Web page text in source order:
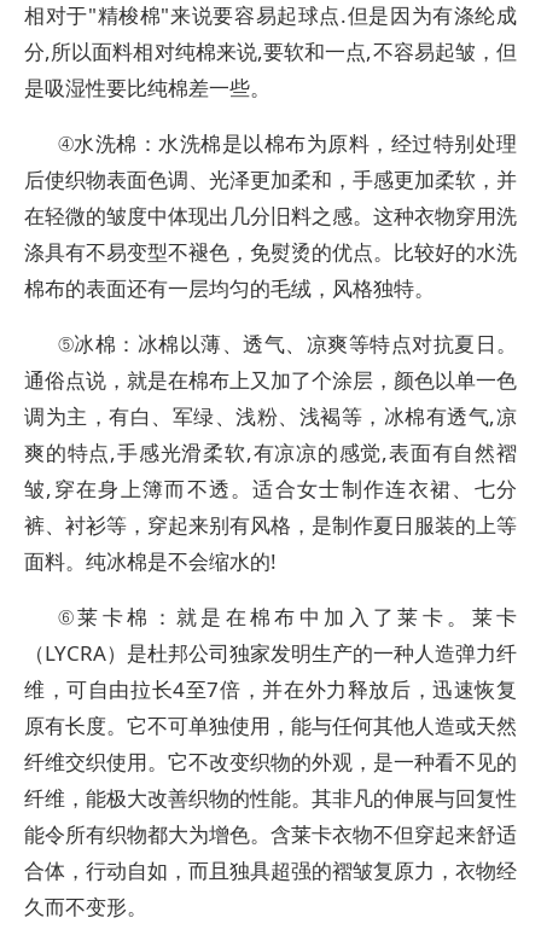
相对于"精梭棉"来说要容易起球点.但是因为有涤纶成
分,所以面料相对纯棉来说,要软和一点,不容易起皱，但
是吸湿性要比纯棉差一些。
④水洗棉：水洗棉是以棉布为原料，经过特别处理
后使织物表面色调、光泽更加柔和，手感更加柔软，并
在轻微的皱度中体现出几分旧料之感。这种衣物穿用洗
涤具有不易变型不褪色，免熨烫的优点。比较好的水洗
棉布的表面还有一层均匀的毛绒，风格独特。
⑤冰棉：冰棉以薄、透气、凉爽等特点对抗夏日。
通俗点说，就是在棉布上又加了个涂层，颜色以单一色
调为主，有白、军绿、浅粉、浅褐等，冰棉有透气,凉
爽的特点,手感光滑柔软,有凉凉的感觉,表面有自然褶
皱,穿在身上簿而不透。适合女士制作连衣裙、七分
裤、衬衫等，穿起来别有风格，是制作夏日服装的上等
面料。纯冰棉是不会缩水的!
⑥莱卡棉：就是在棉布中加入了莱卡。莱卡
（LYCRA）是杜邦公司独家发明生产的一种人造弹力纤
维，可自由拉长4至7倍，并在外力释放后，迅速恢复
原有长度。它不可单独使用，能与任何其他人造或天然
纤维交织使用。它不改变织物的外观，是一种看不见的
纤维，能极大改善织物的性能。其非凡的伸展与回复性
能令所有织物都大为增色。含莱卡衣物不但穿起来舒适
合体，行动自如，而且独具超强的褶皱复原力，衣物经
久而不变形。